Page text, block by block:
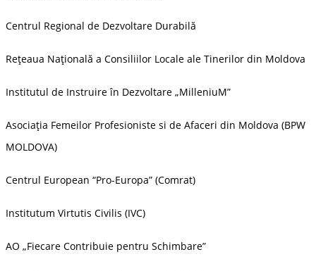
Centrul Regional de Dezvoltare Durabilă
Rețeaua Națională a Consiliilor Locale ale Tinerilor din Moldova
Institutul de Instruire în Dezvoltare „MilleniuM”
Asociația Femeilor Profesioniste si de Afaceri din Moldova (BPW
MOLDOVA)
Centrul European “Pro-Europa” (Comrat)
Institutum Virtutis Civilis (IVC)
AO „Fiecare Contribuie pentru Schimbare”